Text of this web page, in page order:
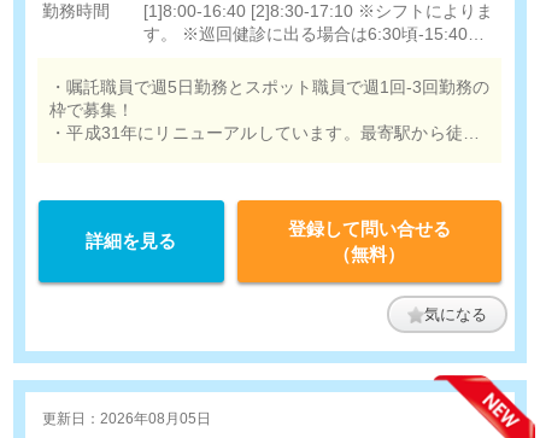
※経験に応じて決定
（法定通り）
勤務時間
[1]8:00-16:40 [2]8:30-17:10 ※シフトによりま
す。 ※巡回健診に出る場合は6:30頃-15:40頃
る。
・嘱託職員で週5日勤務とスポット職員で週1回-3回勤務の
枠で募集！
・平成31年にリニューアルしています。最寄駅から徒歩1
詳細を見る
登録して問い合せる
（無料）
気になる
更新日：2026年08月05日